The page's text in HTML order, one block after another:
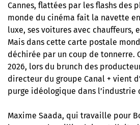
Cannes, flattées par les flashs des
monde du cinéma fait la navette
luxe, ses voitures avec chauffeurs,
Mais dans cette carte postale
déchirée par un coup de tonnerre.
2026, lors du brunch des
directeur du groupe Canal + vient
purge idéologique dans l’industrie
Maxime Saada, qui travaille pour